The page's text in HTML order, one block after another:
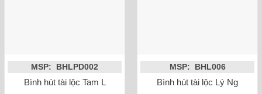
MSP: BHLPD002
Bình hút tài lộc Tam Linh Chiêu Tài Lộc BHLPD002
MSP: BHL006
Bình hút tài lộc Lý Ngư